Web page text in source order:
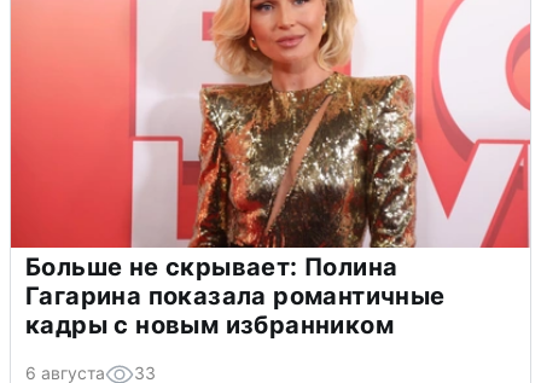
Больше не скрывает: Полина
Гагарина показала романтичные
кадры с новым избранником
6 августа 33